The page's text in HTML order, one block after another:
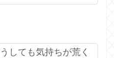
しても気持ちが荒く